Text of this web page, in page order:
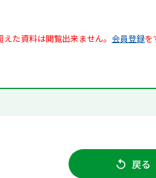
た資料は閲覧出来ません。 会員登録を
戻る